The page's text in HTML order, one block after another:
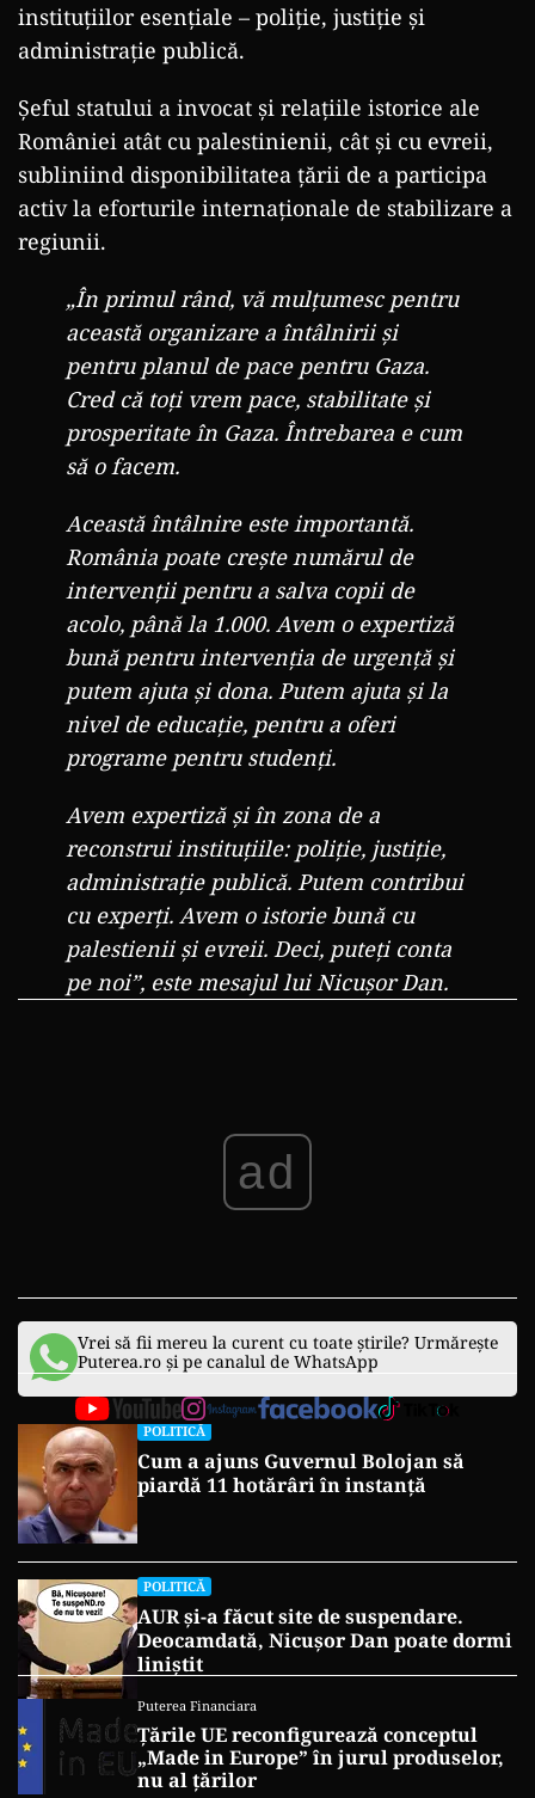
instituțiilor esențiale – poliție, justiție și
administrație publică.
Șeful statului a invocat și relațiile istorice ale
României atât cu palestinienii, cât și cu evreii,
subliniind disponibilitatea țării de a participa
activ la eforturile internaționale de stabilizare a
regiunii.
„În primul rând, vă mulțumesc pentru
această organizare a întâlnirii și
pentru planul de pace pentru Gaza.
Cred că toți vrem pace, stabilitate și
prosperitate în Gaza. Întrebarea e cum
să o facem.
Această întâlnire este importantă.
România poate crește numărul de
intervenții pentru a salva copii de
acolo, până la 1.000. Avem o expertiză
bună pentru intervenția de urgență și
putem ajuta și dona. Putem ajuta și la
nivel de educație, pentru a oferi
programe pentru studenți.
Avem expertiză și în zona de a
reconstrui instituțiile: poliție, justiție,
administrație publică. Putem contribui
cu experți. Avem o istorie bună cu
palestienii și evreii. Deci, puteți conta
pe noi”, este mesajul lui Nicușor Dan.
ad
Vrei să fii mereu la curent cu toate știrile? Urmărește
Puterea.ro și pe canalul de WhatsApp
POLITICĂ
Cum a ajuns Guvernul Bolojan să
piardă 11 hotărâri în instanță
POLITICĂ
AUR și-a făcut site de suspendare.
Deocamdată, Nicușor Dan poate dormi
liniștit
Puterea Financiara
Țările UE reconfigurează conceptul
„Made in Europe” în jurul produselor,
nu al țărilor